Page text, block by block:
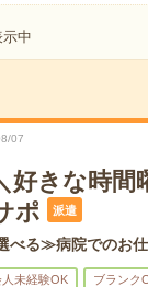
中
07
好きな時間
ポ
派遣
る≫病院でのお仕
未経験OK ブランク